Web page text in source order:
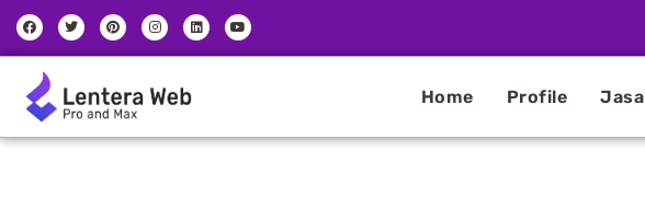
Skip
content
F
a
c
e
o
o
k
T
w
i
t
r
P
i
n
t
e
s
t
I
n
s
t
g
r
L
i
n
k
Y
o
u
t
Home Profile